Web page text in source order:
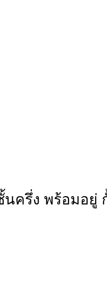
ครึ่ง พร้อมอยู่